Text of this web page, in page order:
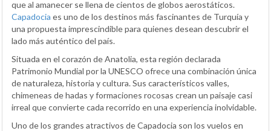
que al amanecer se llena de cientos de globos aerostáticos.
Capadocia es uno de los destinos más fascinantes de Turquía y
una propuesta imprescindible para quienes desean descubrir el
lado más auténtico del país.
Situada en el corazón de Anatolia, esta región declarada
Patrimonio Mundial por la UNESCO ofrece una combinación única
de naturaleza, historia y cultura. Sus característicos valles,
chimeneas de hadas y formaciones rocosas crean un paisaje casi
irreal que convierte cada recorrido en una experiencia inolvidable.
Uno de los grandes atractivos de Capadocia son los vuelos en